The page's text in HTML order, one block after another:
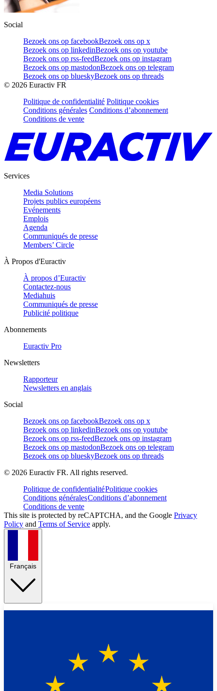
Social
Bezoek ons op facebookBezoek ons op x
Bezoek ons op linkedinBezoek ons op youtube
Bezoek ons op rss-feedBezoek ons op instagram
Bezoek ons op mastodonBezoek ons op telegram
Bezoek ons op blueskyBezoek ons op threads
© 2026 Euractiv FR
Politique de confidentialité Politique cookies
Conditions générales Conditions d’abonnement
Conditions de vente
Services
Media Solutions
Projets publics européens
Evénements
Emplois
Agenda
Communiqués de presse
Members’ Circle
À Propos d'Euractiv
À propos d’Euractiv
Contactez-nous
Mediahuis
Communiqués de presse
Publicité politique
Abonnements
Euractiv Pro
Newsletters
Rapporteur
Newsletters en anglais
Social
Bezoek ons op facebookBezoek ons op x
Bezoek ons op linkedinBezoek ons op youtube
Bezoek ons op rss-feedBezoek ons op instagram
Bezoek ons op mastodonBezoek ons op telegram
Bezoek ons op blueskyBezoek ons op threads
© 2026 Euractiv FR. All rights reserved.
Politique de confidentialitéPolitique cookies
Conditions généralesConditions d’abonnement
Conditions de vente
This site is protected by reCAPTCHA, and the Google Privacy
Policy and Terms of Service apply.
Français